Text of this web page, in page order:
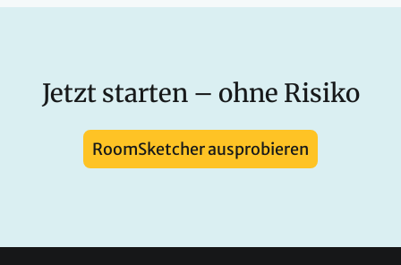
Jetzt starten – ohne Risiko
RoomSketcher ausprobieren